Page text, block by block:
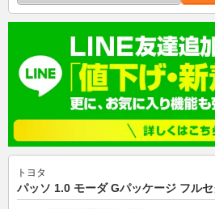
トヨタ
パッソ 1.0 モーダ Gパッケージ フル